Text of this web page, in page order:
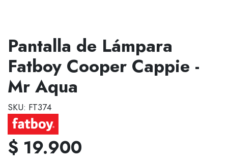
Pantalla de Lámpara
Fatboy Cooper Cappie -
Mr Aqua
SKU: FT374
$ 19.900